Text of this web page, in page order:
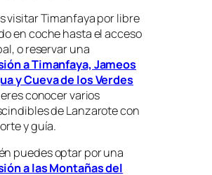
visitar Timanfaya por libre
en coche hasta el acceso
o reservar una
a Timanfaya, Jameos
y Cueva de los Verdes
conocer varios
de Lanzarote con
y guía.
puedes optar por una
a las Montañas del